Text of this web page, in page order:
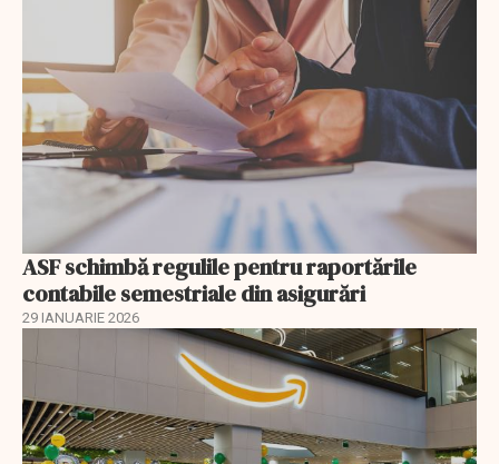
ASF schimbă regulile pentru raportările
contabile semestriale din asigurări
29 IANUARIE 2026